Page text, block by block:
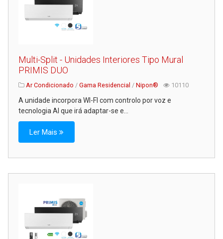
Multi-Split - Unidades Interiores Tipo Mural
PRIMIS DUO
Ar Condicionado / Gama Residencial / Nipon® 10110
A unidade incorpora WI-FI com controlo por voz e
tecnologia AI que irá adaptar-se e...
Ler Mais